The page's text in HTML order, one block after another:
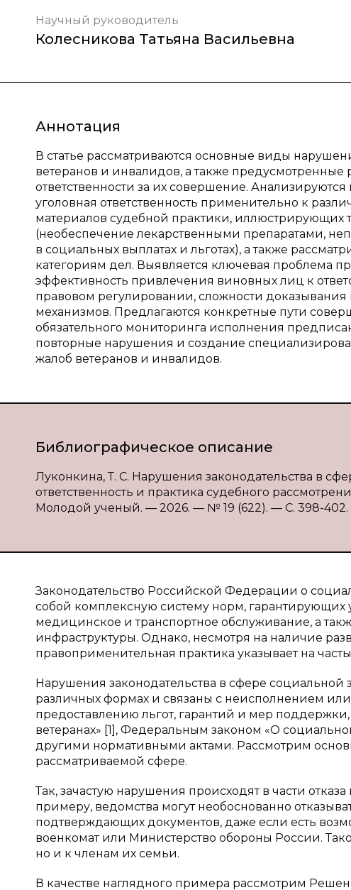
Научный руководитель
Колесникова Татьяна Васильевна
Аннотация
В статье рассматриваются основные виды
ветеранов и инвалидов, а также
ответственности за их совершение.
уголовная ответственность применительно к
материалов судебной практики,
(необеспечение лекарственными препаратами,
в социальных выплатах и льготах), а также
категориям дел. Выявляется ключевая проблема
эффективность привлечения виновных лиц к
правовом регулировании, сложности
механизмов. Предлагаются конкретные пути
обязательного мониторинга исполнения
повторные нарушения и создание
жалоб ветеранов и инвалидов.
Библиографическое описание
Луконкина, Т. С. Нарушения законодательства в
ответственность и практика судебного
Молодой ученый. — 2026. — № 19 (622). — С. 398-402.
Законодательство Российской Федерации о
собой комплексную систему норм, гарантирующих
медицинское и транспортное обслуживание, а
инфраструктуры. Однако, несмотря на наличие
правоприменительная практика указывает на
Нарушения законодательства в сфере
различных формах и связаны с неисполнением
предоставлению льгот, гарантий и мер
ветеранах» [1], Федеральным законом «О
другими нормативными актами. Рассмотрим
рассматриваемой сфере.
Так, зачастую нарушения происходят в части
примеру, ведомства могут необоснованно
подтверждающих документов, даже если есть
военкомат или Министерство обороны России.
но и к членам их семьи.
В качестве наглядного примера рассмотрим